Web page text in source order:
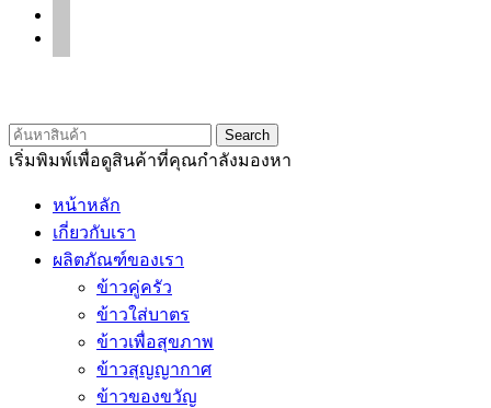
Search
เริ่มพิมพ์เพื่อดูสินค้าที่คุณกำลังมองหา
หน้าหลัก
เกี่ยวกับเรา
ผลิตภัณฑ์ของเรา
ข้าวคู่ครัว
ข้าวใส่บาตร
ข้าวเพื่อสุขภาพ
ข้าวสุญญากาศ
ข้าวของขวัญ